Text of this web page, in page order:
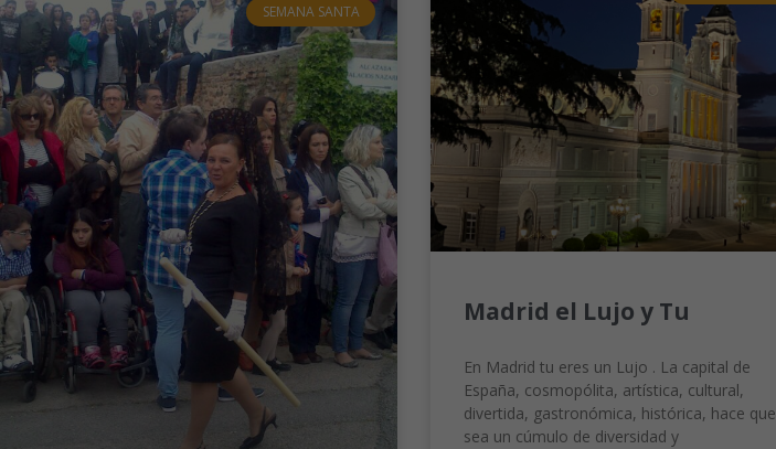
SEMANA SANTA
Madrid el Lujo y Tu
En Madrid tu eres un Lujo . La capital de
España, cosmopólita, artística, cultural,
divertida, gastronómica, histórica, hace que
sea un cúmulo de diversidad y